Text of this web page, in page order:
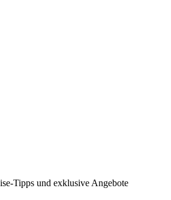
Tipps und exklusive Angebote